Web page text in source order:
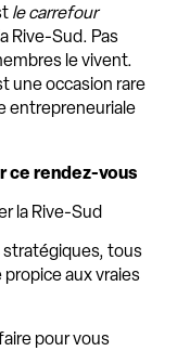
le carrefour
Rive-Sud. Pas
le vivent.
une occasion rare
entrepreneuriale
ce rendez-vous
la Rive-Sud
stratégiques, tous
aux vraies
pour vous